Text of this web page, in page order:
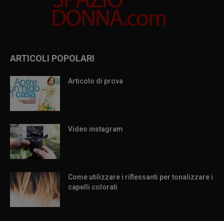
ARTICOLI POPOLARI
Articolo di prova
Video instagram
Come utilizzare i riflessanti per tonalizzare i
capelli colorati